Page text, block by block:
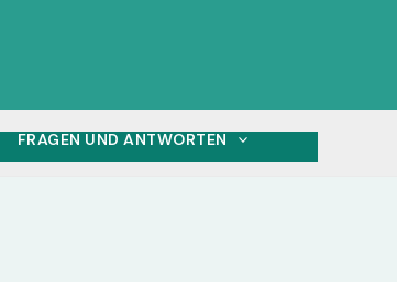
FRAGEN UND ANTWORTEN